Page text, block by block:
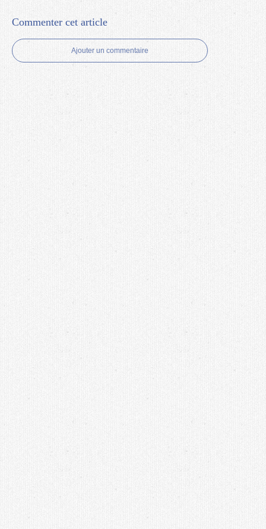
Commenter cet article
Ajouter un commentaire